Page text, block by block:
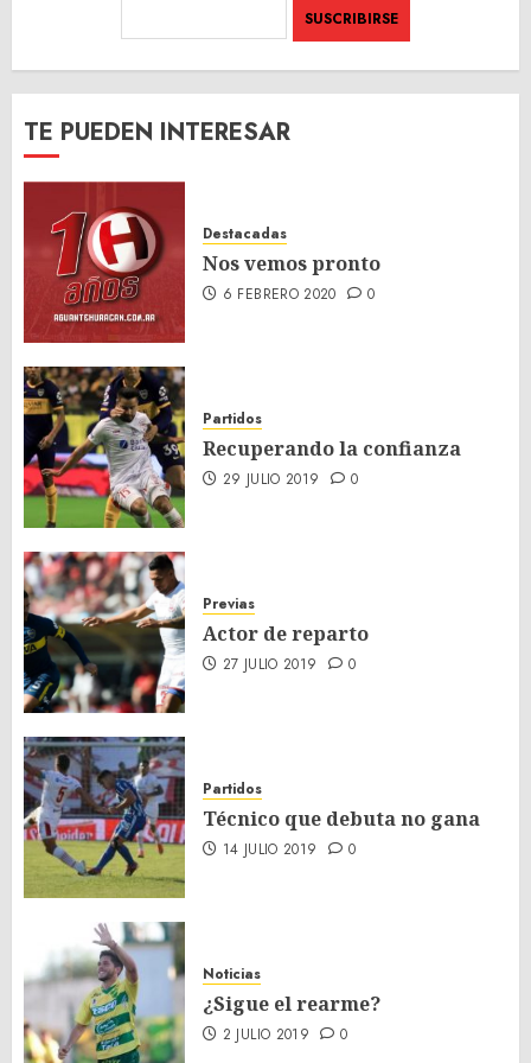
TE PUEDEN INTERESAR
Destacadas
Nos vemos pronto
6 FEBRERO 2020 0
Partidos
Recuperando la confianza
29 JULIO 2019 0
Previas
Actor de reparto
27 JULIO 2019 0
Partidos
Técnico que debuta no gana
14 JULIO 2019 0
Noticias
¿Sigue el rearme?
2 JULIO 2019 0